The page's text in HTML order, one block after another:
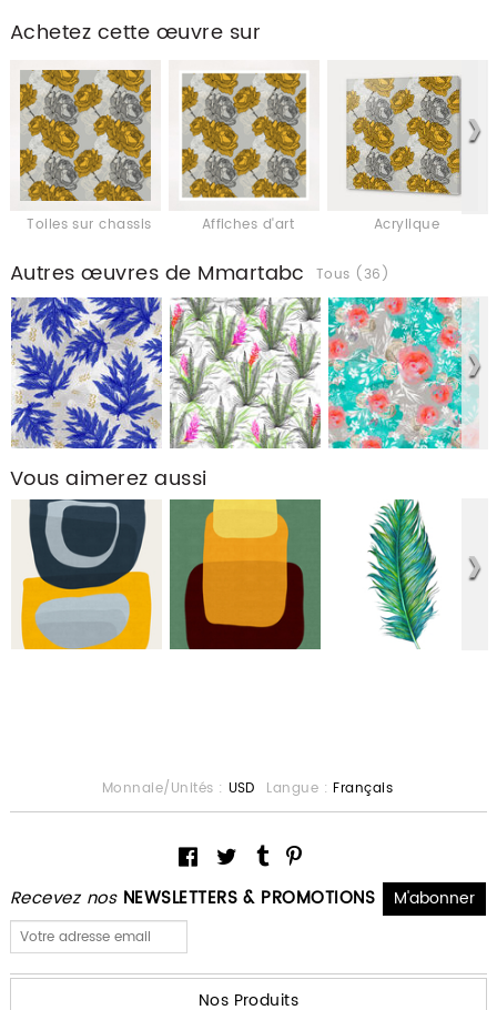
Achetez cette œuvre sur
Toiles sur chassis Affiches d'art Acrylique
Autres œuvres de Mmartabc Tous (36)
Vous aimerez aussi
Recevez nos NEWSLETTERS & PROMOTIONS
Monnaie/Unités : USD Langue : Français
Nos Produits